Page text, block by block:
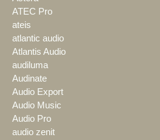
ATEC Pro
ateis
atlantic audio
Atlantis Audio
audiluma
Audinate
Audio Export
Audio Music
Audio Pro
audio zenit